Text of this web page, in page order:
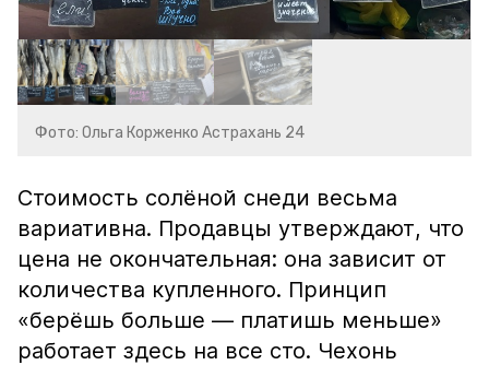
Фото: Ольга Корженко Астрахань 24
Стоимость солёной снеди весьма
вариативна. Продавцы утверждают, что
цена не окончательная: она зависит от
количества купленного. Принцип
«берёшь больше — платишь меньше»
работает здесь на все сто. Чехонь